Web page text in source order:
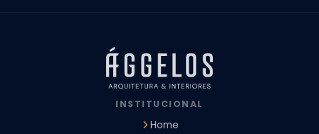
Arquiteto para Projeto Comercial em São Paulo
Arquiteto Comercial
Arquiteto para Reforma de Apartamento
Arquiteto para Reforma Residencial
Arquitetura para Reforma de Casas
Design de Interiores Apartamentos
INSTITUCIONAL
Home